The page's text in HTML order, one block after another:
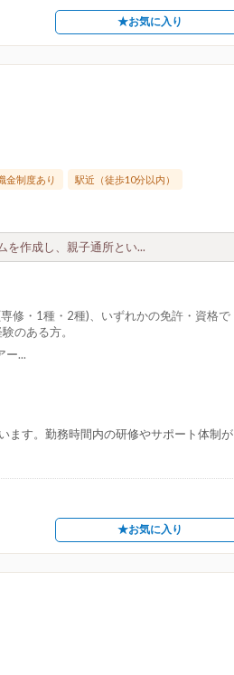
★お気に入り
金制度あり 駅近（徒歩10分以内）
を作成し、親子通所とい...
修・1種・2種)、いずれかの免許・資格で
のある方。
ー...
ます。勤務時間内の研修やサポート体制が
★お気に入り